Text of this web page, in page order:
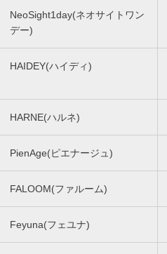
NeoSight1day(ネオサイトワン
デー)
HAIDEY(ハイディ)
HARNE(ハルネ)
PienAge(ピエナージュ)
FALOOM(ファルーム)
Feyuna(フェユナ)